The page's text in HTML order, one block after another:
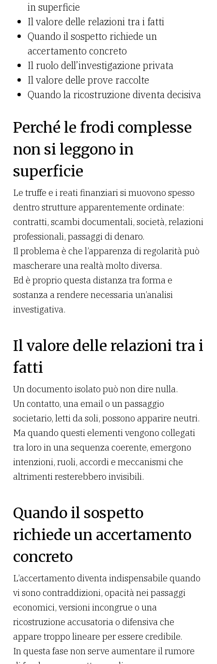
in superficie
Il valore delle relazioni tra i fatti
Quando il sospetto richiede un
accertamento concreto
Il ruolo dell’investigazione privata
Il valore delle prove raccolte
Quando la ricostruzione diventa decisiva
Perché le frodi complesse
non si leggono in
superficie
Le truffe e i reati finanziari si muovono spesso
dentro strutture apparentemente ordinate:
contratti, scambi documentali, società, relazioni
professionali, passaggi di denaro.
Il problema è che l’apparenza di regolarità può
mascherare una realtà molto diversa.
Ed è proprio questa distanza tra forma e
sostanza a rendere necessaria un’analisi
investigativa.
Il valore delle relazioni tra i
fatti
Un documento isolato può non dire nulla.
Un contatto, una email o un passaggio
societario, letti da soli, possono apparire neutri.
Ma quando questi elementi vengono collegati
tra loro in una sequenza coerente, emergono
intenzioni, ruoli, accordi e meccanismi che
altrimenti resterebbero invisibili.
Quando il sospetto
richiede un accertamento
concreto
L’accertamento diventa indispensabile quando
vi sono contraddizioni, opacità nei passaggi
economici, versioni incongrue o una
ricostruzione accusatoria o difensiva che
appare troppo lineare per essere credibile.
In questa fase non serve aumentare il rumore